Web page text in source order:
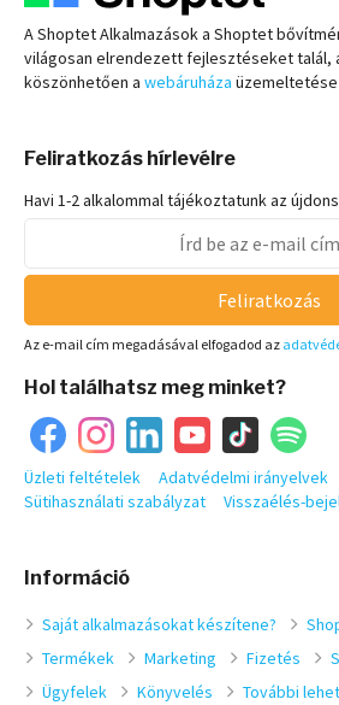
A Shoptet Alkalmazások a Shoptet
világosan elrendezett fejlesztéseket talál,
köszönhetően a webáruháza
Információ
Saját alkalmazásokat készítene?
Termékek
Marketing Fizetés
Ügyfelek
Könyvelés További
Feliratkozás hírlevélre
Havi 1-2 alkalommal tájékoztatunk az
Feliratkozás
Az e-mail cím megadásával elfogadod az
Hol találhatsz meg minket?
Üzleti feltételek
Adatvédelmi irányelvek
Sütihasználati szabályzat
Visszaélés-